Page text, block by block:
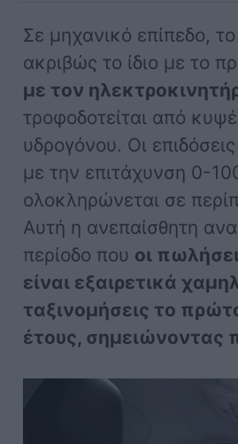
Σε μηχανικό επίπεδο,
ακριβώς το ίδιο με το
με τον
τροφοδοτείται από
υδρογόνου. Οι
με την επιτάχυνση 0-
ολοκληρώνεται σε
Αυτή η ανεπαίσθητη
περίοδο που οι
είναι εξαιρετικά
ταξινομήσεις το
έτους,